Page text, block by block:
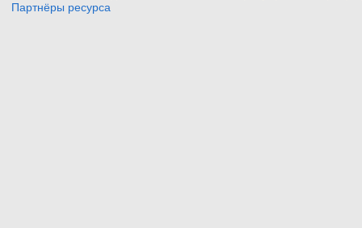
Партнёры ресурса